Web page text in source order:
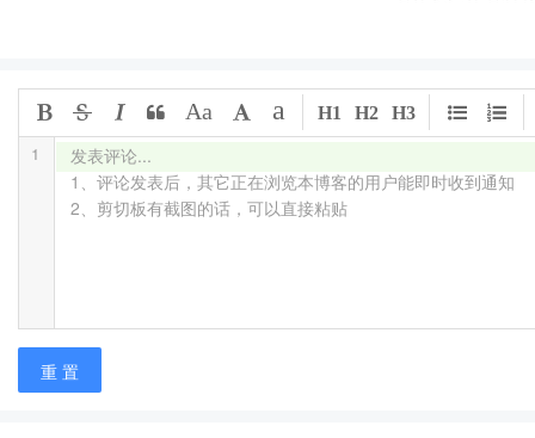
发表评论...
1、评论发表后，其它正在浏览本博客的用户能即时收到通知
2、剪切板有截图的话，可以直接粘贴
1
Aa a H1 H2 H3
重 置